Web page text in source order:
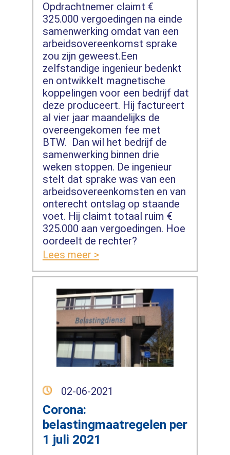
Opdrachtnemer claimt €
325.000 vergoedingen na einde
samenwerking omdat van een
arbeidsovereenkomst sprake
zou zijn geweest.Een
zelfstandige ingenieur bedenkt
en ontwikkelt magnetische
koppelingen voor een bedrijf dat
deze produceert. Hij factureert
al vier jaar maandelijks de
overeengekomen fee met
BTW. Dan wil het bedrijf de
samenwerking binnen drie
weken stoppen. De ingenieur
stelt dat sprake was van een
arbeidsovereenkomsten en van
onterecht ontslag op staande
voet. Hij claimt totaal ruim €
325.000 aan vergoedingen. Hoe
oordeelt de rechter?
Lees meer >
02-06-2021
Corona:
belastingmaatregelen per
1 juli 2021